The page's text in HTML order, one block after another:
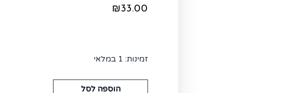
₪33.00
זמינות: 1 במלאי
הוספה לסל